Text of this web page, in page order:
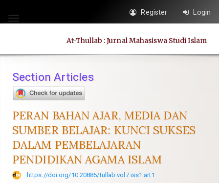
jump
content
Navigation
Main
Sidebar
Toggle
Register Login
At-Thullab : Jurnal Mahasiswa Studi Islam
Section Articles
PERAN BAHAN AJAR, MEDIA DAN
SUMBER BELAJAR: KUNCI SUKSES
DALAM PEMBELAJARAN
PENDIDIKAN AGAMA ISLAM
https://doi.org/10.20885/tullab.vol7.iss1.art1